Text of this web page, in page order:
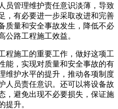
员管理维护责任意识淡薄，导致
，有必要进一步采取改进和完善
质量和安全事故发生，降低不必
公路工程施工效益。
程施工的重要工作，做好这项工
能，实现对质量和安全事故的有
维护水平的提升，推动各项制度
人员责任意识。还可以将设备故
，避免出现不必要损失，保证施
提升。